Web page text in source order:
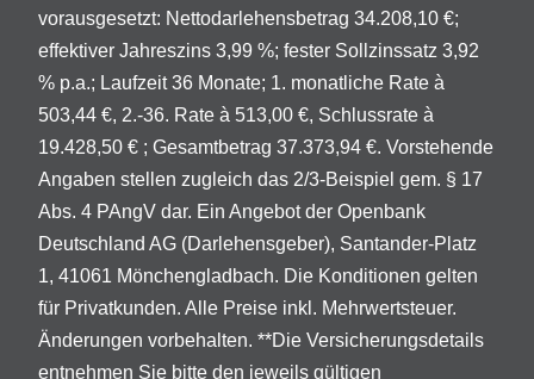
vorausgesetzt: Nettodarlehensbetrag 34.208,10 €;
effektiver Jahreszins 3,99 %; fester Sollzinssatz 3,92
% p.a.; Laufzeit 36 Monate; 1. monatliche Rate à
503,44 €, 2.-36. Rate à 513,00 €, Schlussrate à
19.428,50 € ; Gesamtbetrag 37.373,94 €. Vorstehende
Angaben stellen zugleich das 2/3-Beispiel gem. § 17
Abs. 4 PAngV dar. Ein Angebot der Openbank
Deutschland AG (Darlehensgeber), Santander-Platz
1, 41061 Mönchengladbach. Die Konditionen gelten
für Privatkunden. Alle Preise inkl. Mehrwertsteuer.
Änderungen vorbehalten. **Die Versicherungsdetails
entnehmen Sie bitte den jeweils gültigen